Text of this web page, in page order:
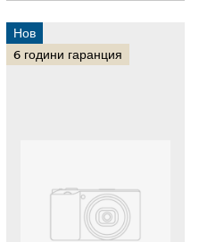
Нов
6 години гаранция